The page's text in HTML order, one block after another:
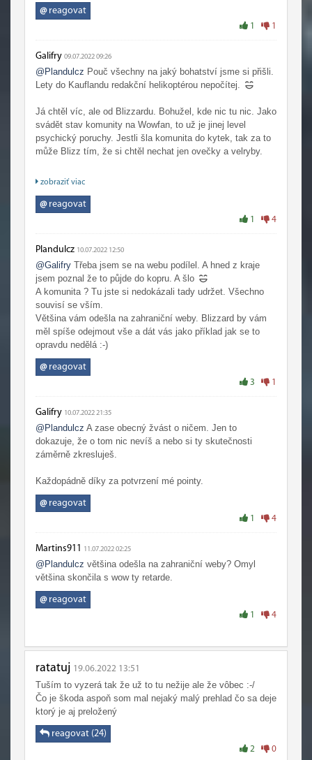
@reagovat
1 1
Galifry 09.07.2022 09:26
@Plandulcz Pouč všechny na jaký bohatství jsme si přišli.
Lety do Kauflandu redakční helikoptérou nepočítej.
Já chtěl víc, ale od Blizzardu. Bohužel, kde nic tu nic. Jako
svádět stav komunity na Wowfan, to už je jinej level
psychický poruchy. Jestli šla komunita do kytek, tak za to
může Blizz tím, že si chtěl nechat jen ovečky a velryby.
Největší chyba Wowfanu je ta benevolence ohledně diskuzí
prezentovat. Každý má právo na názor, ale to musí nejdřív
Je to tu takové jaké to je, protože Blizzard dělá špatnou
dobře, ale ta pachuť je dost silná.
zobraziť viac
@reagovat
1 4
Plandulcz 10.07.2022 12:50
@Galifry Třeba jsem se na webu podílel. A hned z kraje
jsem poznal že to půjde do kopru. A šlo
A komunita ? Tu jste si nedokázali tady udržet. Všechno
souvisí se vším.
Většina vám odešla na zahraniční weby. Blizzard by vám
měl spíše odejmout vše a dát vás jako příklad jak se to
opravdu nedělá :-)
@reagovat
3 1
Galifry 10.07.2022 21:35
@Plandulcz A zase obecný žvást o ničem. Jen to
dokazuje, že o tom nic nevíš a nebo si ty skutečnosti
záměrně zkresluješ.
Každopádně díky za potvrzení mé pointy.
@reagovat
1 4
Martins911 11.07.2022 02:25
@Plandulcz většina odešla na zahraniční weby? Omyl
většina skončila s wow ty retarde.
@reagovat
1 4
ratatuj 19.06.2022 13:51
Tuším to vyzerá tak že už to tu nežije ale že vôbec :-/
Čo je škoda aspoň som mal nejaký malý prehlad čo sa deje
ktorý je aj preložený
reagovat (24)
2 0